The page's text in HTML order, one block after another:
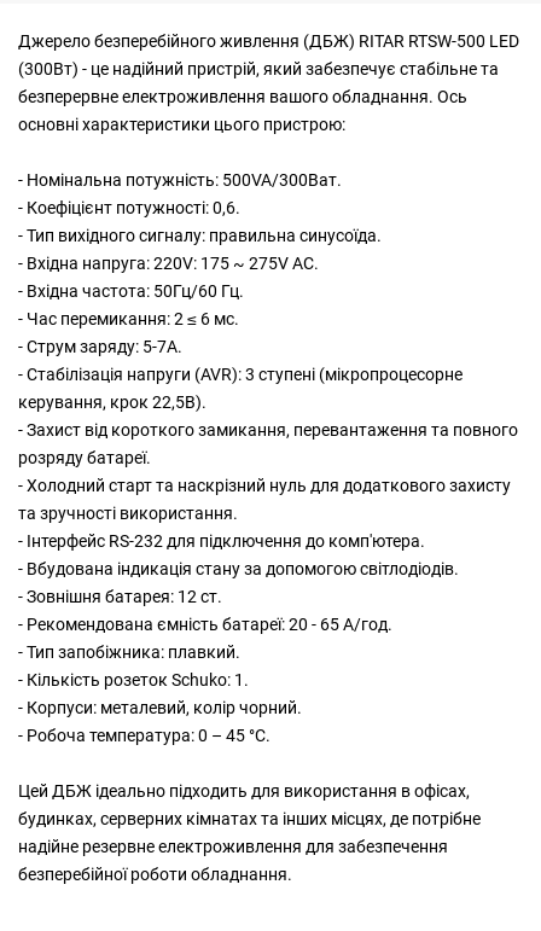
Джерело безперебійного живлення (ДБЖ) RITAR RTSW-500 LED
(300Вт) - це надійний пристрій, який забезпечує стабільне та
безперервне електроживлення вашого обладнання. Ось
основні характеристики цього пристрою:
- Номінальна потужність: 500VA/300Ват.
- Коефіцієнт потужності: 0,6.
- Тип вихідного сигналу: правильна синусоїда.
- Вхідна напруга: 220V: 175 ~ 275V AC.
- Вхідна частота: 50Гц/60 Гц.
- Час перемикання: 2 ≤ 6 мс.
- Струм заряду: 5-7А.
- Стабілізація напруги (AVR): 3 ступені (мікропроцесорне
керування, крок 22,5В).
- Захист від короткого замикання, перевантаження та повного
розряду батареї.
- Холодний старт та наскрізний нуль для додаткового захисту
та зручності використання.
- Інтерфейс RS-232 для підключення до комп'ютера.
- Вбудована індикація стану за допомогою світлодіодів.
- Зовнішня батарея: 12 ст.
- Рекомендована ємність батареї: 20 - 65 А/год.
- Тип запобіжника: плавкий.
- Кількість розеток Schuko: 1.
- Корпуси: металевий, колір чорний.
- Робоча температура: 0 – 45 °C.
Цей ДБЖ ідеально підходить для використання в офісах,
будинках, серверних кімнатах та інших місцях, де потрібне
надійне резервне електроживлення для забезпечення
безперебійної роботи обладнання.